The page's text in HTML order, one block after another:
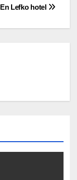
En Lefko hotel